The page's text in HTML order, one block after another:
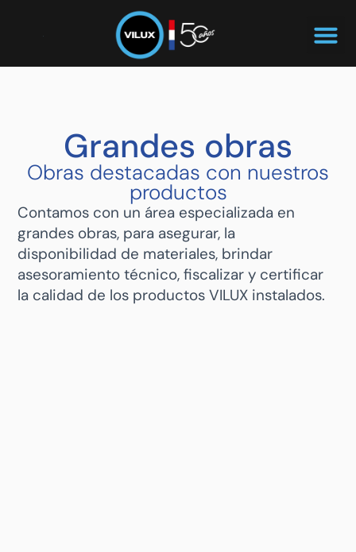
Grandes obras
Obras destacadas con nuestros
productos
Contamos con un área especializada en
grandes obras, para asegurar, la
disponibilidad de materiales, brindar
asesoramiento técnico, fiscalizar y certificar
la calidad de los productos VILUX instalados.